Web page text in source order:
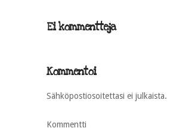
Ei kommentteja
Kommentoi
Sähköpostiosoitettasi ei julkaista.
Kommentti